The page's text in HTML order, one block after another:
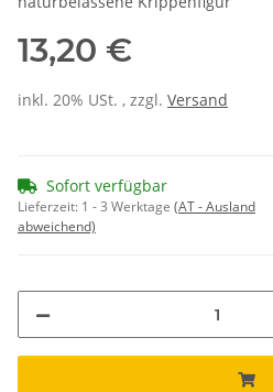
13,20 €
inkl. 20% USt. , zzgl. Versand
Sofort verfügbar
Lieferzeit: 1 - 3 Werktage (AT - Ausland
abweichend)